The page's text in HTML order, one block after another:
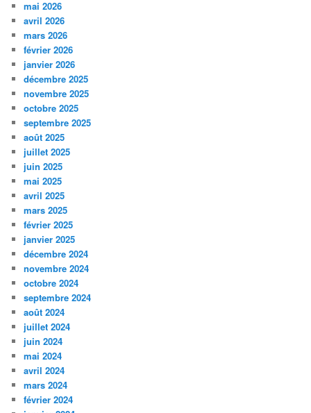
mai 2026
avril 2026
mars 2026
février 2026
janvier 2026
décembre 2025
novembre 2025
octobre 2025
septembre 2025
août 2025
juillet 2025
juin 2025
mai 2025
avril 2025
mars 2025
février 2025
janvier 2025
décembre 2024
novembre 2024
octobre 2024
septembre 2024
août 2024
juillet 2024
juin 2024
mai 2024
avril 2024
mars 2024
février 2024